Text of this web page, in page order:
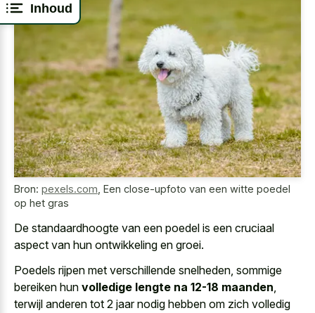
Inhoud
Bron: pexels.com Een close-upfoto van een witte poedel
op het gras
De standaardhoogte van een poedel is een cruciaal
aspect van hun ontwikkeling en groei.
Poedels rijpen met verschillende snelheden, sommige
bereiken hun volledige lengte na 12-18 maanden,
terwijl anderen tot 2 jaar nodig hebben om zich volledig